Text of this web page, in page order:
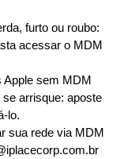
furto ou roubo:
acessar o MDM
Apple sem MDM
arrisque: aposte
lo.
sua rede via MDM